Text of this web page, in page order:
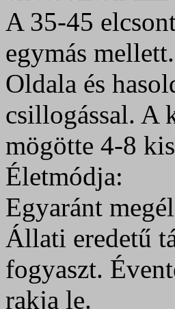
A 35-45
egymás
Oldala és
csillogással. A
mögötte 4-8
Életmódja:
Egyaránt
Állati eredetű
fogyaszt.
rakja le.